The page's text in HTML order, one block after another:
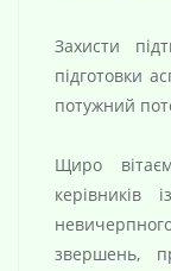
Захисти
підготовки
потужний
Щиро
керівників
звершень,